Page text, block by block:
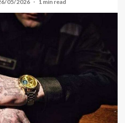
05/2026 1 min read